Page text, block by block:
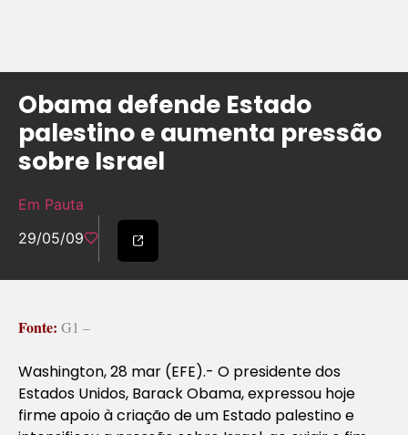
Obama defende Estado
palestino e aumenta pressão
sobre Israel
Em Pauta
29/05/09
Fonte: G1 –
Washington, 28 mar (EFE).- O presidente dos
Estados Unidos, Barack Obama, expressou hoje
firme apoio à criação de um Estado palestino e